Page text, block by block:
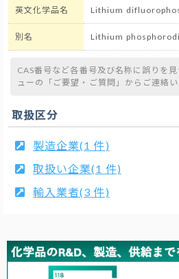
英文化学品名 Lithium
別名 Lithium
CAS番号など各番号及び名称に誤りを
ューの「ご要望・ご質問」からご連絡
取扱区分
製造企業(1 件)
取扱い企業(1 件)
輸入業者(3 件)